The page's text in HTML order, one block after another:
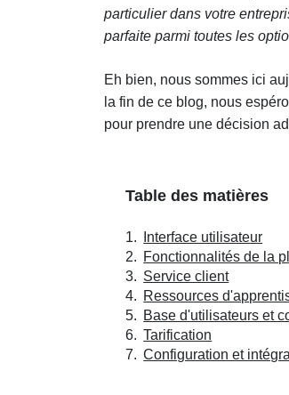
particulier dans votre
parfaite parmi toutes les
Eh bien, nous sommes ici
la fin de ce blog, nous
pour prendre une décision
Table des matières
Interface utilisateur
Fonctionnalités de la
Service client
Ressources
Base d'utilisateurs et
Tarification
Configuration et